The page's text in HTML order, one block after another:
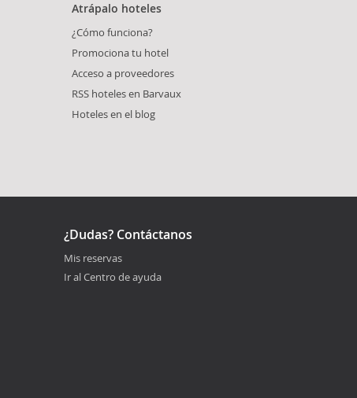
Atrápalo hoteles
¿Cómo funciona?
Promociona tu hotel
Acceso a proveedores
RSS hoteles en Barvaux
Hoteles en el blog
¿Dudas? Contáctanos
Mis reservas
Ir al Centro de ayuda